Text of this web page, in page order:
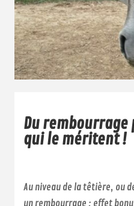
Du rembourrage
qui le méritent !
Au niveau de la têtière, ou